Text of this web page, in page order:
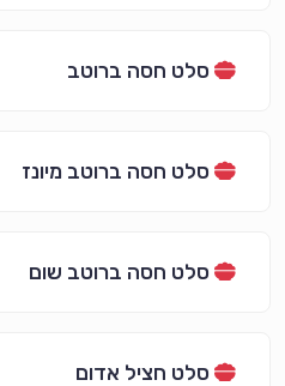
סלט חסה ברוטב
סלט חסה ברוטב מיונז
סלט חסה ברוטב שום
סלט חציל אדום